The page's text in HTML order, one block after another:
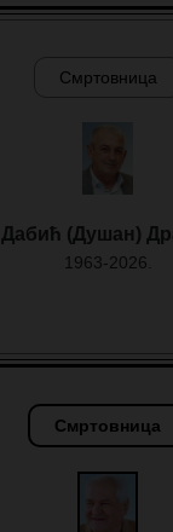
Смртовница
Дабић (Душан)
1963-2026.
Смртовница